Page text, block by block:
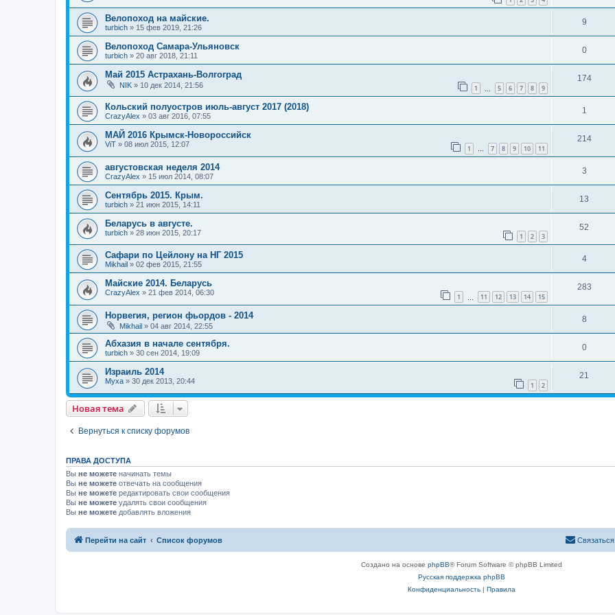
Велопоход на майские.
turbich » 15 фев 2019, 21:26
9
Велопоход Самара-Ульяновск
turbich » 20 авг 2018, 21:11
0
Май 2015 Астрахань-Волгоград
NIK » 10 дек 2014, 21:56 1 5 6 7 8 9
174
Кольский полуостров июль-август 2017 (2018)
CrazyAlex » 03 авг 2016, 07:55
1
МАЙ 2016 Крымск-Новороссийск
ViT » 08 июл 2015, 12:07 1 … 7 8 9 10 11
214
августовская неделя 2014
CrazyAlex » 15 июл 2014, 08:07
3
Сентябрь 2015. Крым.
turbich » 21 июн 2015, 14:11
13
Беларусь в августе.
turbich » 28 июн 2015, 20:17 1 2 3
52
Сафари по Цейлону на НГ 2015
Mikhail » 02 фев 2015, 21:55
4
Майские 2014. Беларусь
CrazyAlex » 21 фев 2014, 06:30 1 11 12 13 14 15
283
Норвегия, регион фьордов - 2014
Mikhail » 04 авг 2014, 22:55
8
Абхазия в начале сентября.
turbich » 30 сен 2014, 19:09
0
Израиль 2014
Myxa » 30 дек 2013, 20:44 1 2
21
Новая тема
Вернуться к списку форумов
ПРАВА ДОСТУПА
Вы не можете начинать темы
Вы не можете отвечать на сообщения
Вы не можете редактировать свои сообщения
Вы не можете удалять свои сообщения
Вы не можете добавлять вложения
Перейти на сайт Список форумов
Создано на основе phpBB® Forum Software © phpBB Limited
Русская поддержка phpBB
Конфиденциальность| Правила